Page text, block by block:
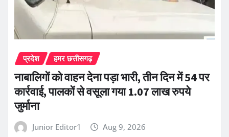
प्रदेश हमर छत्तीसगढ़
नाबालिगों को वाहन देना पड़ा भारी, तीन दिन में 54 पर
कार्रवाई, पालकों से वसूला गया 1.07 लाख रुपये
जुर्माना
Junior Editor1 Aug 9, 2026